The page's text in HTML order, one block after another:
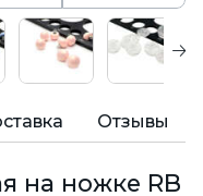
Отзывы
на ножке RB